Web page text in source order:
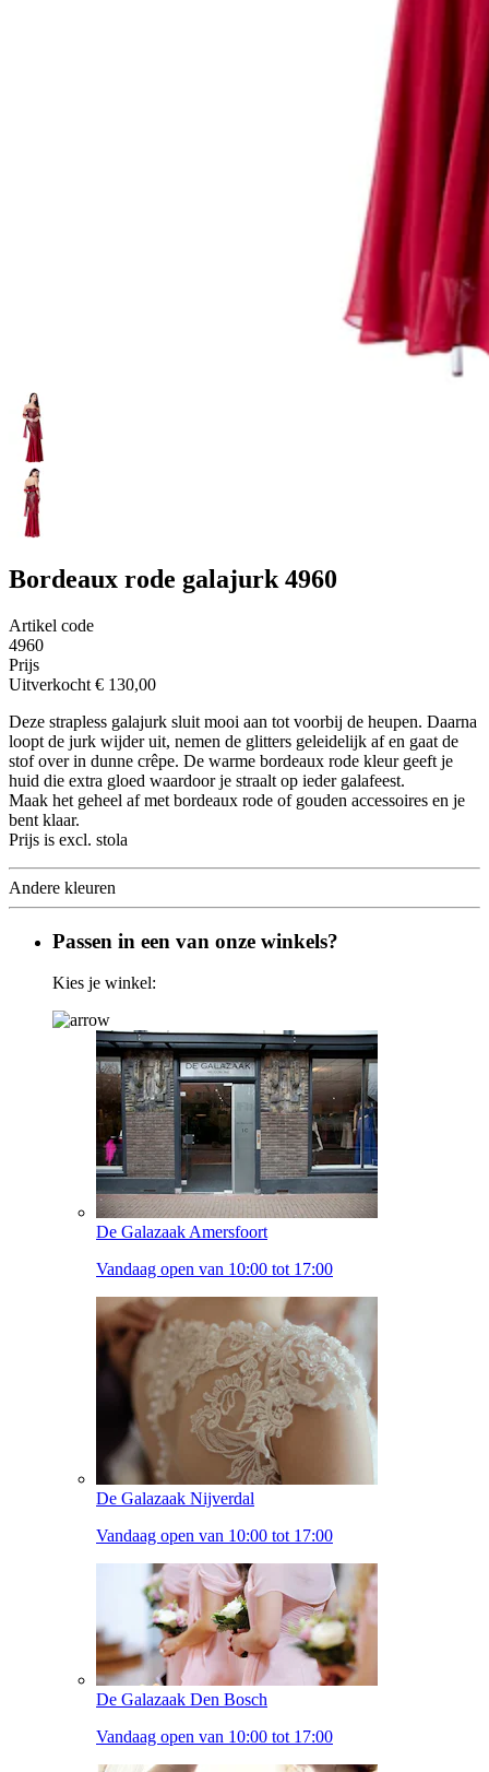
Bordeaux rode galajurk 4960
Artikel code
4960
Prijs
Uitverkocht € 130,00
Deze strapless galajurk sluit mooi aan tot voorbij de heupen. Daarna
loopt de jurk wijder uit, nemen de glitters geleidelijk af en gaat de
stof over in dunne crêpe. De warme bordeaux rode kleur geeft je
huid die extra gloed waardoor je straalt op ieder galafeest.
Maak het geheel af met bordeaux rode of gouden accessoires en je
bent klaar.
Prijs is excl. stola
Andere kleuren
Passen in een van onze winkels?
Kies je winkel:
De Galazaak Amersfoort
Vandaag open van 10:00 tot 17:00
De Galazaak Nijverdal
Vandaag open van 10:00 tot 17:00
De Galazaak Den Bosch
Vandaag open van 10:00 tot 17:00